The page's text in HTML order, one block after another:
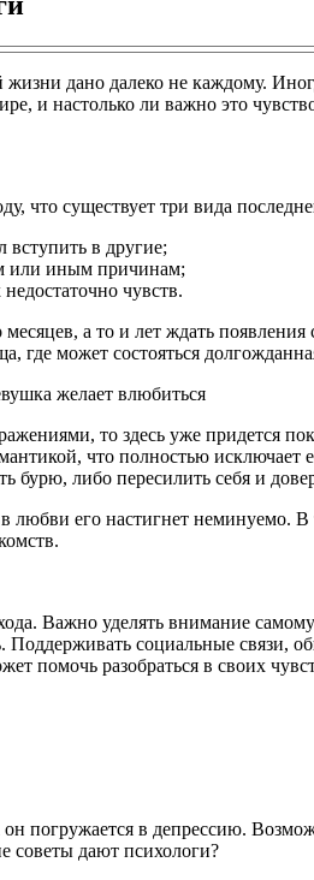
дано далеко не каждому.
и настолько ли важно это
что существует три вида
вступить в другие;
или иным причинам;
чувств.
а то и лет ждать
где может состояться
то здесь уже придется
что полностью
бурю, либо пересилить себя и
любви его настигнет неминуемо.
Важно уделять внимание
социальные связи,
помочь разобраться в своих
погружается в депрессию.
советы дают психологи?